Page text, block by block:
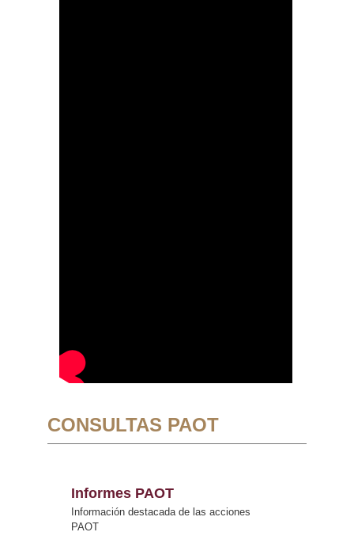
CONSULTAS PAOT
Informes PAOT
Información destacada de las acciones
PAOT